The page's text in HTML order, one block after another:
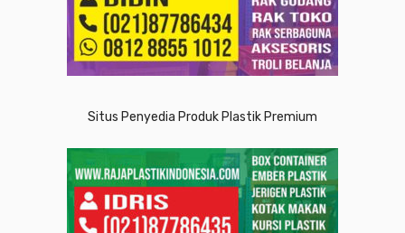
Situs Penyedia Produk Plastik Premium